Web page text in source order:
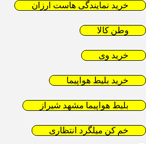
خرید نمایندگی هاست ارزان
وطن کالا
خرید وی
خرید بلیط هواپیما
بلیط هواپیما مشهد شیراز
خم کن میلگرد انتظاری